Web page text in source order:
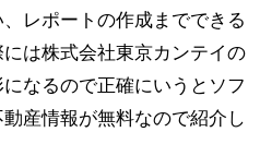
レポートの作成までできる
は株式会社東京カンテイの
なるので正確にいうとソフ
産情報が無料なので紹介し